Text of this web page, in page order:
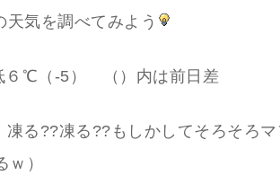
気を調べてみよう
６℃（-5） （）内は前日差
る??凍る??もしかしてそろそろ
）